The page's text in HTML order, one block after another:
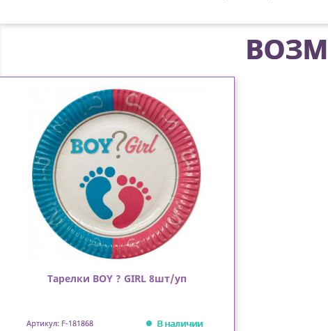
Тарелки BOY ? GIRL 8шт/уп
Артикул: F-181868 В наличии